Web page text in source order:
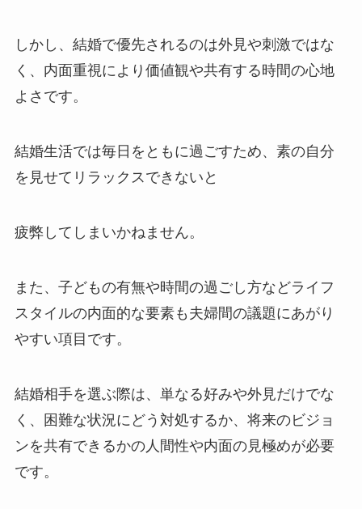
しかし、結婚で優先されるのは外見や刺激ではな
く、内面重視により価値観や共有する時間の心地
よさです。
結婚生活では毎日をともに過ごすため、素の自分
を見せてリラックスできないと
疲弊してしまいかねません。
また、子どもの有無や時間の過ごし方などライフ
スタイルの内面的な要素も夫婦間の議題にあがり
やすい項目です。
結婚相手を選ぶ際は、単なる好みや外見だけでな
く、困難な状況にどう対処するか、将来のビジョ
ンを共有できるかの人間性や内面の見極めが必要
です。